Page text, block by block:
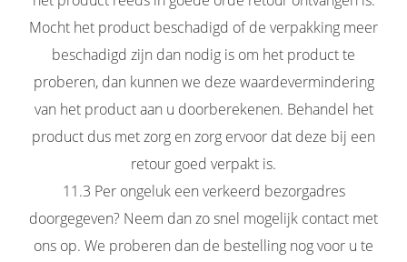
Mocht het product beschadigd of de verpakking meer
beschadigd zijn dan nodig is om het product te
proberen, dan kunnen we deze waardevermindering
van het product aan u doorberekenen. Behandel het
product dus met zorg en zorg ervoor dat deze bij een
retour goed verpakt is.
11.3 Per ongeluk een verkeerd bezorgadres
doorgegeven? Neem dan zo snel mogelijk contact met
ons op. We proberen dan de bestelling nog voor u te